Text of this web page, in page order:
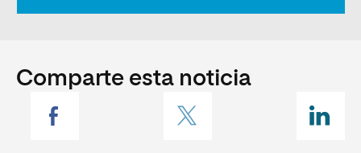
Comparte esta noticia